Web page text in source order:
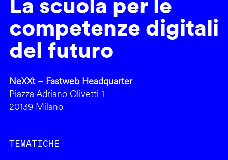
competenze digitali
del futuro
NeXXt – Fastweb Headquarter
Piazza Adriano Olivetti 1
20139 Milano
TEMATICHE